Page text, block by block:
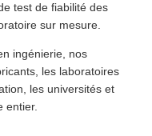
test de fiabilité des
sur mesure.
ingénierie, nos
les laboratoires
les universités et
entier.